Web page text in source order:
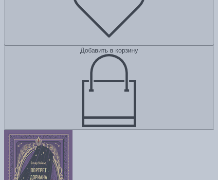
Добавить в корзину